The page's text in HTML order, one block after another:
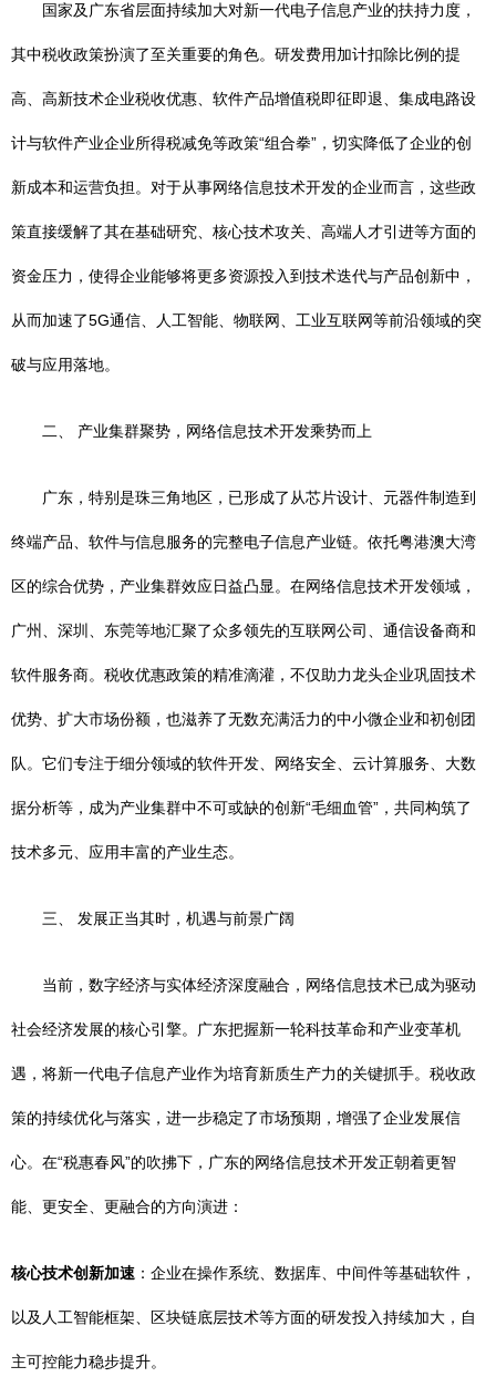
国家及广东省层面持续加大对新一代电子信息产业的扶持力度，
其中税收政策扮演了至关重要的角色。研发费用加计扣除比例的提
高、高新技术企业税收优惠、软件产品增值税即征即退、集成电路设
计与软件产业企业所得税减免等政策“组合拳”，切实降低了企业的创
新成本和运营负担。对于从事网络信息技术开发的企业而言，这些政
策直接缓解了其在基础研究、核心技术攻关、高端人才引进等方面的
资金压力，使得企业能够将更多资源投入到技术迭代与产品创新中，
从而加速了5G通信、人工智能、物联网、工业互联网等前沿领域的突
破与应用落地。
二、 产业集群聚势，网络信息技术开发乘势而上
广东，特别是珠三角地区，已形成了从芯片设计、元器件制造到
终端产品、软件与信息服务的完整电子信息产业链。依托粤港澳大湾
区的综合优势，产业集群效应日益凸显。在网络信息技术开发领域，
广州、深圳、东莞等地汇聚了众多领先的互联网公司、通信设备商和
软件服务商。税收优惠政策的精准滴灌，不仅助力龙头企业巩固技术
优势、扩大市场份额，也滋养了无数充满活力的中小微企业和初创团
队。它们专注于细分领域的软件开发、网络安全、云计算服务、大数
据分析等，成为产业集群中不可或缺的创新“毛细血管”，共同构筑了
技术多元、应用丰富的产业生态。
三、 发展正当其时，机遇与前景广阔
当前，数字经济与实体经济深度融合，网络信息技术已成为驱动
社会经济发展的核心引擎。广东把握新一轮科技革命和产业变革机
遇，将新一代电子信息产业作为培育新质生产力的关键抓手。税收政
策的持续优化与落实，进一步稳定了市场预期，增强了企业发展信
心。在“税惠春风”的吹拂下，广东的网络信息技术开发正朝着更智
能、更安全、更融合的方向演进：
核心技术创新加速 ：企业在操作系统、数据库、中间件等基础软件，
以及人工智能框架、区块链底层技术等方面的研发投入持续加大，自
主可控能力稳步提升。